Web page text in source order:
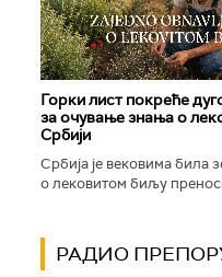
Горки лист покреће
за очување знања о
Србији
Србија је вековима била
о лековитом биљу
РАДИО